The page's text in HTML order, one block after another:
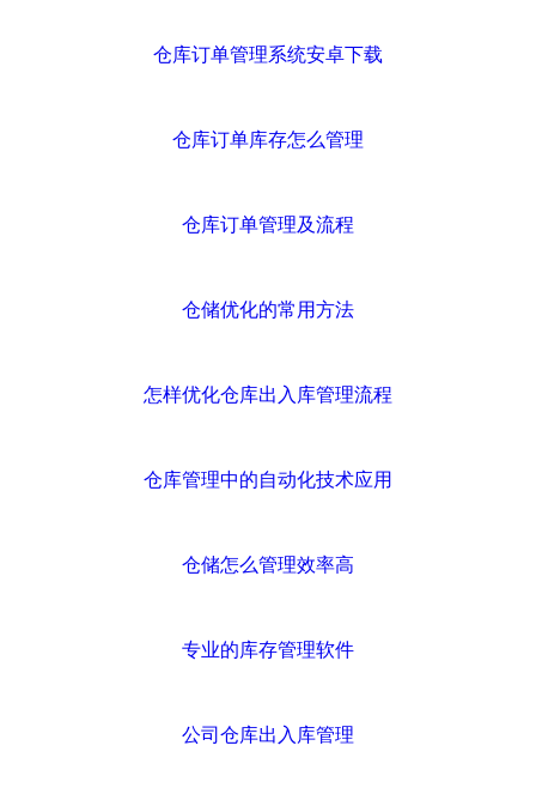
仓库订单管理系统安卓下载
仓库订单库存怎么管理
仓库订单管理及流程
仓储优化的常用方法
怎样优化仓库出入库管理流程
仓库管理中的自动化技术应用
仓储怎么管理效率高
专业的库存管理软件
公司仓库出入库管理